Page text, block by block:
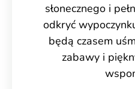
słonecznego i
odkryć
będą czasem
zabawy i